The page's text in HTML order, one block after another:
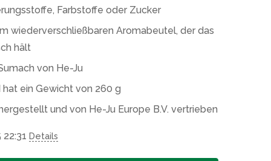
Farbstoffe oder Zucker
wiederverschließbaren Aromabeutel, der das
hält
von He-Ju
ein Gewicht von 260 g
und von He-Ju Europe B.V. vertrieben
Details